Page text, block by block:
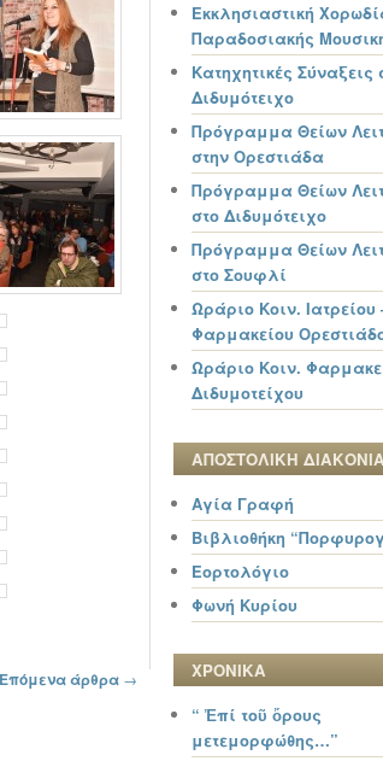
Επόμενα άρθρα →
Εκκλησιαστική
Παραδοσιακής
Κατηχητικές Σύναξεις
Διδυμότειχο
Πρόγραμμα Θείων
στην Ορεστιάδα
Πρόγραμμα Θείων
στο Διδυμότειχο
Πρόγραμμα Θείων
στο Σουφλί
Ωράριο Κοιν. Ιατρείου
Φαρμακείου
Ωράριο Κοιν.
Διδυμοτείχου
ΑΠΟΣΤΟΛΙΚΗ ΔΙΑΚΟΝΙΑ
Αγία Γραφή
Βιβλιοθήκη
Εορτολόγιο
Φωνή Κυρίου
ΧΡΟΝΙΚΑ
“ Ἐπί τοῦ ὄρους
μετεμορφώθης…”